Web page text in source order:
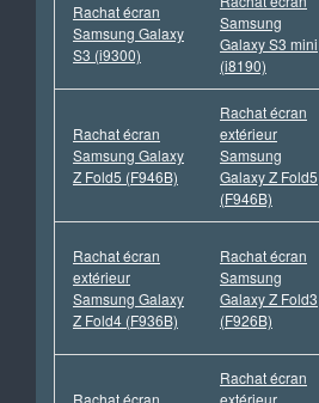
Rachat écran
Samsung Galaxy
S3 (i9300)
Samsung
Galaxy S3 mini
(i8190)
Rachat écran
Samsung Galaxy
Z Fold5 (F946B)
Rachat écran
extérieur
Samsung
Galaxy Z Fold5
(F946B)
Rachat écran
extérieur
Samsung Galaxy
Z Fold4 (F936B)
Rachat écran
Samsung
Galaxy Z Fold3
(F926B)
Rachat écran
Rachat écran
extérieur